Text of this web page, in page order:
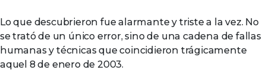
Lo que descubrieron fue alarmante y triste a la vez. No
se trató de un único error, sino de una cadena de fallas
humanas y técnicas que coincidieron trágicamente
aquel 8 de enero de 2003.